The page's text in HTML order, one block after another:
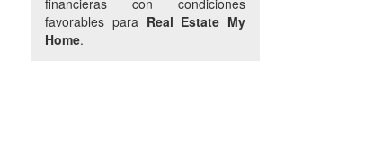
financieras con condiciones
favorables para Real Estate My
Home.